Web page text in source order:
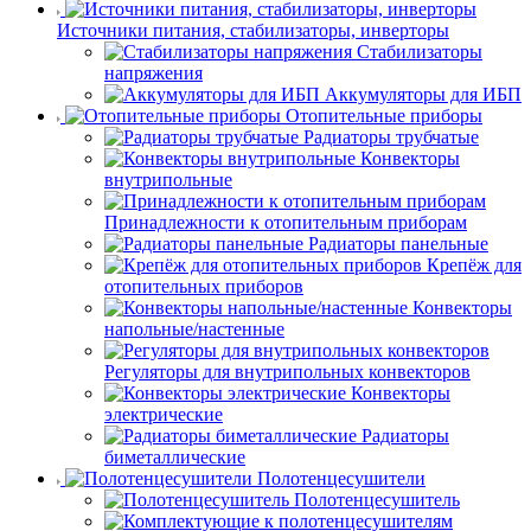
Источники питания, стабилизаторы, инверторы
Стабилизаторы
напряжения
Аккумуляторы для ИБП
Отопительные приборы
Радиаторы трубчатые
Конвекторы
внутрипольные
Принадлежности к отопительным приборам
Радиаторы панельные
Крепёж для
отопительных приборов
Конвекторы
напольные/настенные
Регуляторы для внутрипольных конвекторов
Конвекторы
электрические
Радиаторы
биметаллические
Полотенцесушители
Полотенцесушитель